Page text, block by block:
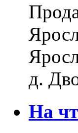
д.
На